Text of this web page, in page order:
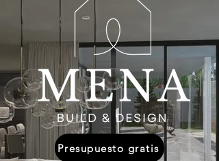
Presupuesto gratis